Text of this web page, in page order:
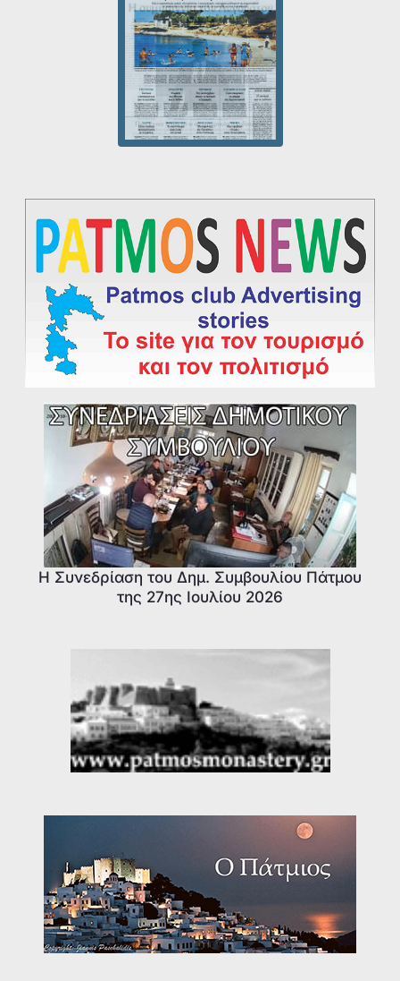
Η Συνεδρίαση του Δημ. Συμβουλίου Πάτμου
της 27ης Ιουλίου 2026